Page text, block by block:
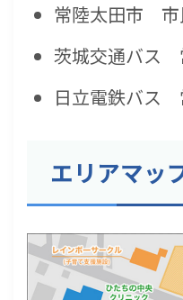
常陸太田市
茨城交通バス
日立電鉄バス
エリアマッ